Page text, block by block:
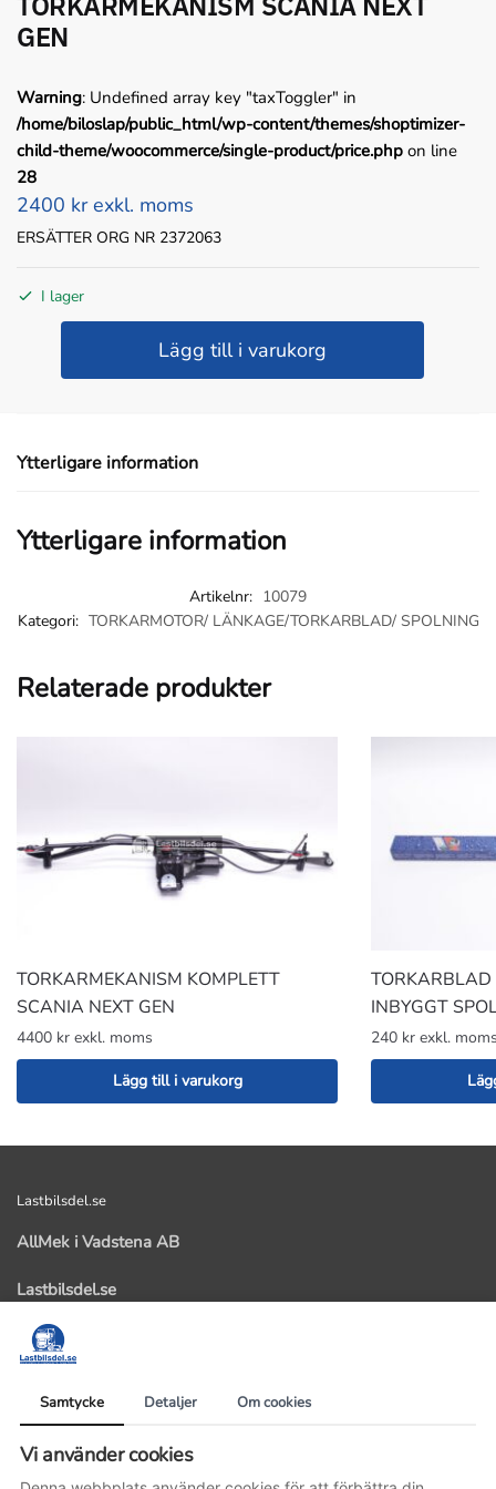
Samtycke Detaljer Om cookies
Vi använder cookies
GEN
Warning: Undefined array key "taxToggler" in
/home/biloslap/public_html/wp-content/themes/shoptimizer-
child-theme/woocommerce/single-product/price.php on line
28
2400 kr exkl. moms
ERSÄTTER ORG NR 2372063
I lager
Lägg till i varukorg
Ytterligare information
Ytterligare information
Artikelnr: 10079
Kategori: TORKARMOTOR/ LÄNKAGE/TORKARBLAD/ SPOLNING
Relaterade produkter
TORKARMEKANISM KOMPLETT
SCANIA NEXT GEN
4400 kr exkl. moms
Lägg till i varukorg
INBYGGT
240 kr exkl.
Lastbilsdel.se
AllMek i Vadstena AB
Lastbilsdel.se
59291 Vadstena
E-postadress: info@lastbilsdel.se